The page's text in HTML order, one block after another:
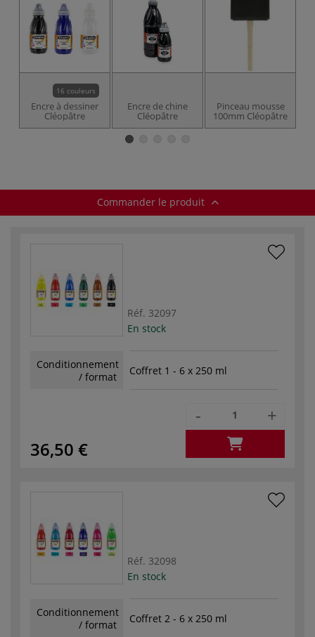
16 couleurs
Encre à dessiner
Cléopâtre
Encre de chine
Cléopâtre
Pinceau mousse
100mm Cléopâtre
Commander le produit
Réf. 32097
En stock
Conditionnement
/ format
Coffret 1 - 6 x 250 ml
36,50 €
- +
Réf. 32098
En stock
Conditionnement
/ format
Coffret 2 - 6 x 250 ml